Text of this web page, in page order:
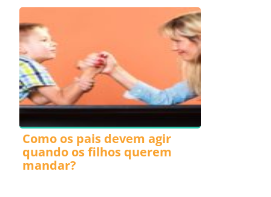
Como os pais devem agir
quando os filhos querem
mandar?